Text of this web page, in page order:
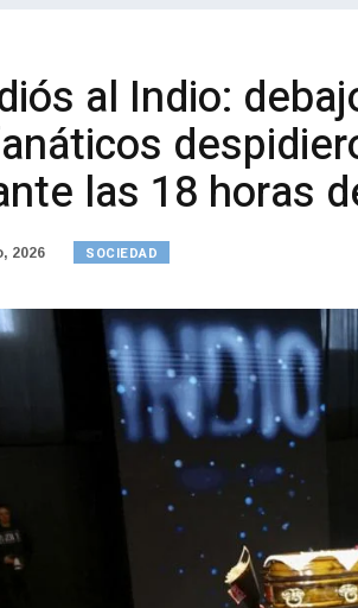
al Indio:
las 18 horas
2026 SOCIEDAD